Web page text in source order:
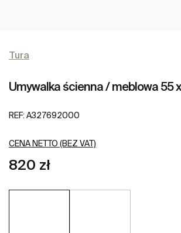
Tura
Umywalka ścienna / meblowa 55
REF: A327692000
CENA NETTO (BEZ VAT)
820 zł